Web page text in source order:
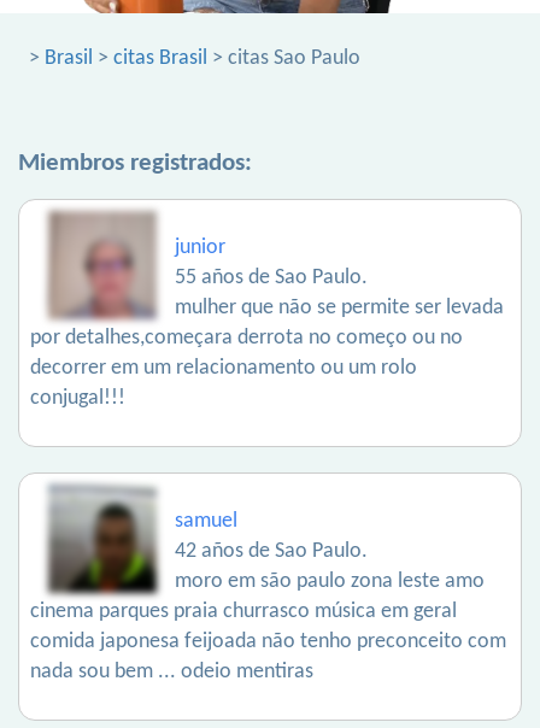
> Brasil > citas Brasil > citas Sao Paulo
Miembros registrados:
junior
55 años de Sao Paulo.
mulher que não se permite ser levada
por detalhes,começara derrota no começo ou no
decorrer em um relacionamento ou um rolo
conjugal!!!
samuel
42 años de Sao Paulo.
moro em são paulo zona leste amo
cinema parques praia churrasco música em geral
comida japonesa feijoada não tenho preconceito com
nada sou bem ... odeio mentiras